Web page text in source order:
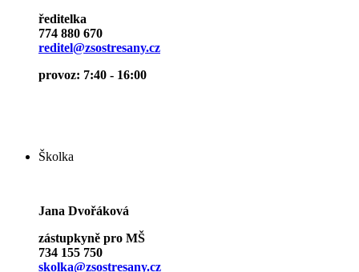
ředitelka
774 880 670
reditel@zsostresany.cz
provoz: 7:40 - 16:00
Školka
Jana Dvořáková
zástupkyně pro MŠ
734 155 750
skolka@zsostresany.cz